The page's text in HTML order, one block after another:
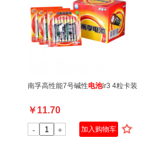
南孚高性能7号碱性电池lr3 4粒卡装
￥11.70
- + 加入购物车